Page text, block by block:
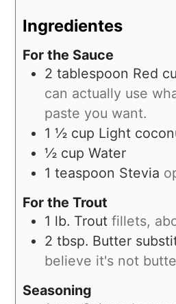
Ingredientes
For the Sauce
2 tablespoon Red
can actually use
paste you want.
1 ½ cup Light
½ cupWater
1 teaspoon Stevia
For the Trout
1 lb. Troutfillets,
2 tbsp. Butter
believe it's not
Seasoning